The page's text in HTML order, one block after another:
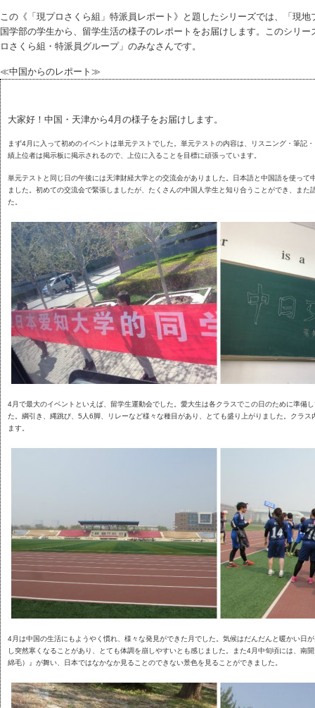
この《「現プロさくら組」特派員レポート》と題したシリーズでは、「現
国学部の学生から、留学生活の様子のレポートをお届けします。このシリ
ロさくら組・特派員グループ」のみなさんです。
≪中国からのレポート≫
大家好！中国・天津から4月の様子をお届けします。
まず4月に入って初めのイベントは単元テストでした。単元テストの内容は、リスニング・筆記
績上位者は掲示板に掲示されるので、上位に入ることを目標に頑張っています。
単元テストと同じ日の午後には天津財経大学との交流会がありました。日本語と中国語を使って
ました。初めての交流会で緊張しましたが、たくさんの中国人学生と知り合うことができ、また
た。
4月で最大のイベントといえば、留学生運動会でした。愛大生は各クラスでこの日のために準備
た。綱引き、縄跳び、5人6脚、リレーなど様々な種目があり、とても盛り上がりました。クラ
ます。
4月は中国の生活にもようやく慣れ、様々な発見ができた月でした。気候はだんだんと暖かい日
し突然寒くなることがあり、とても体調を崩しやすいとも感じました。また4月中旬頃には、南
綿毛）』が舞い、日本ではなかなか見ることのできない景色を見ることができました。